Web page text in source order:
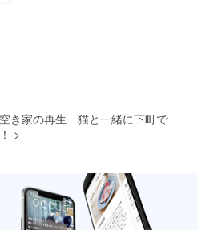
き家の再生 猫と一緒に下町で
>